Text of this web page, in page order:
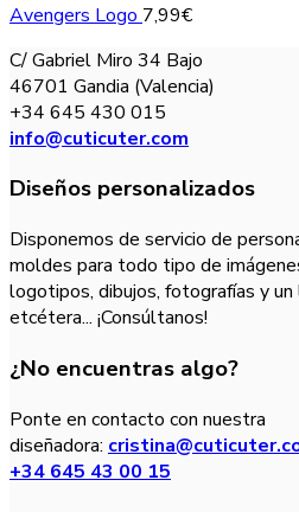
Avengers Logo 7,99€
C/ Gabriel Miro 34 Bajo
46701 Gandia (Valencia)
+34 645 430 015
info@cuticuter.com
Diseños personalizados
Disponemos de servicio de
moldes para todo tipo de
logotipos, dibujos, fotografías y un
etcétera... ¡Consúltanos!
¿No encuentras algo?
Ponte en contacto con nuestra
diseñadora:
+34 645 43 00 15